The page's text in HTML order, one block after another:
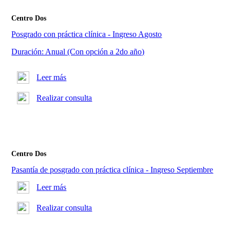
Centro Dos
Posgrado con práctica clínica - Ingreso Agosto
Duración: Anual (Con opción a 2do año)
Leer más
Realizar consulta
Centro Dos
Pasantía de posgrado con práctica clínica - Ingreso Septiembre
Leer más
Realizar consulta